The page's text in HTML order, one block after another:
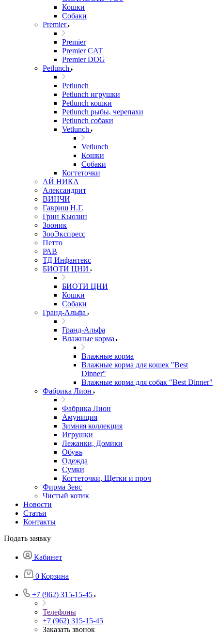
Кошки
Собаки
Premier
Premier
Premier CAT
Premier DOG
Petlunch
Petlunch
Petlunch игрушки
Petlunch кошки
Petlunch рыбы, черепахи
Petlunch собаки
Vetlunch
Vetlunch
Кошки
Собаки
Когтеточки
АЙ НИКА
Александрит
ВИНЧИ
Гавриш Н.Г.
Грин Кьюзин
Зооник
ЗооЭкспресс
Петто
РАВ
ТД Инфантекс
БИОТИ ЦНИ
БИОТИ ЦНИ
Кошки
Собаки
Гранд-Альфа
Гранд-Альфа
Влажные корма
Влажные корма
Влажные корма для кошек "Best
Dinner"
Влажные корма для собак "Best Dinner"
Фабрика Лион
Фабрика Лион
Амуниция
Зимняя коллекция
Игрушки
Лежанки, Домики
Обувь
Одежда
Сумки
Когтеточки, Щетки и проч
Фирма Зевс
Чистый котик
Новости
Статьи
Контакты
Подать заявку
Кабинет
0 Корзина
+7 (962) 315-15-45
Телефоны
+7 (962) 315-15-45
Заказать звонок